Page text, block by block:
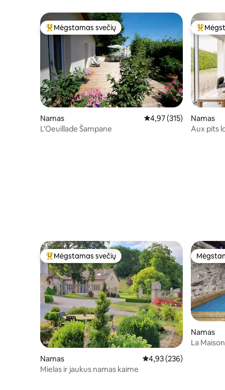
Svečių mėgstamiausias
Mėgstamas svečių
Namas Vidutinis įvertinimas:
4,97 (315)
L'Oeuillade Šampane
Svečių
Namas
Aux pits
Svečių mėgstamiausias
Mėgstamas svečių
Namas Vidutinis įvertinimas:
4,93 (236)
Mielas ir jaukus namas kaime
Namas
La